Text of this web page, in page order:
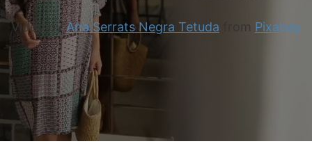
Video byAna Serrats Negra Tetuda from Pixabay